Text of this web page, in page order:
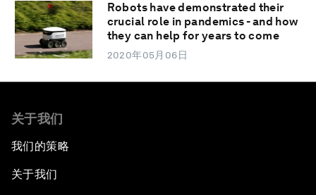
Robots have demonstrated their
crucial role in pandemics - and how
they can help for years to come
2020年05月06日
关于我们
我们的策略
关于我们